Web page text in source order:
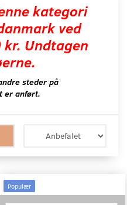
kategori
ved
Undtagen
steder på
er anført.
Populær